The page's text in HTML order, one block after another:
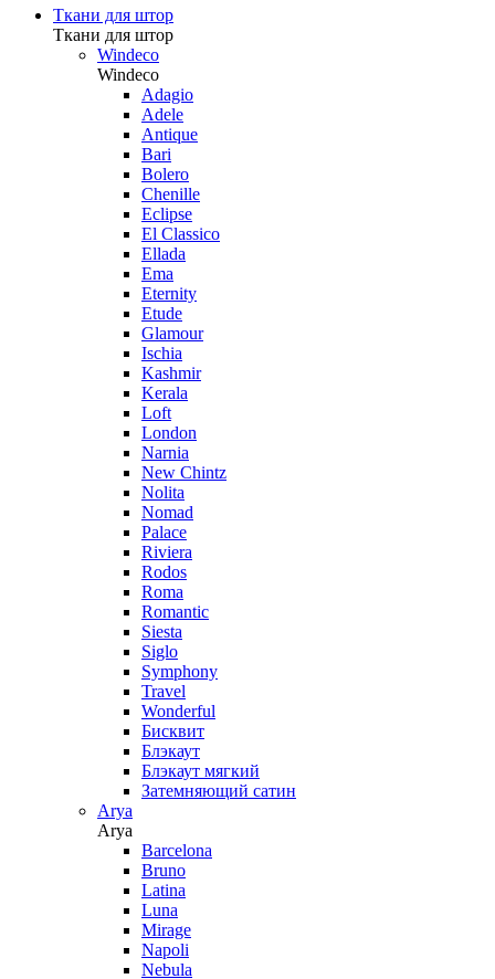
Ткани для штор
Ткани для штор
Windeco
Windeco
Adagio
Adele
Antique
Bari
Bolero
Chenille
Eclipse
El Classico
Ellada
Ema
Eternity
Etude
Glamour
Ischia
Kashmir
Kerala
Loft
London
Narnia
New Chintz
Nolita
Nomad
Palace
Riviera
Rodos
Roma
Romantic
Siesta
Siglo
Symphony
Travel
Wonderful
Бисквит
Блэкаут
Блэкаут мягкий
Затемняющий сатин
Arya
Arya
Barcelona
Bruno
Latina
Luna
Mirage
Napoli
Nebula